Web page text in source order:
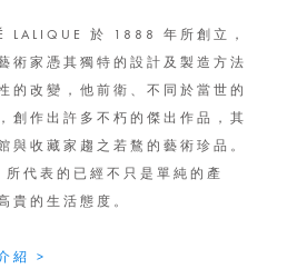
LALIQUE 於 1888 年所創立，
術家憑其獨特的設計及製造方法
的改變，他前衛、不同於當世的
創作出許多不朽的傑出作品，其
與收藏家趨之若鶩的藝術珍品。
代表的已經不只是單純的產
貴的生活態度。
紹 >